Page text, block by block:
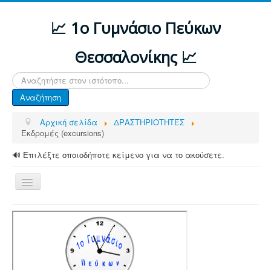
📈 1ο Γυμνάσιο Πεύκων
Θεσσαλονίκης 📈
Αναζήτηση...
Αναζήτηση
Αρχική σελίδα
ΔΡΑΣΤΗΡΙΟΤΗΤΕΣ
Εκδρομές (excursions)
🔊 Επιλέξτε οποιοδήποτε κείμενο για να το ακούσετε.
Εναλλαγή
πλοήγησης
ΑΡΧΙΚΗ
ΔΙΑΦΟΡΕΣ ΑΝΑΚΟΙΝΩΣΕΙΣ
ΤΟ ΣΧΟΛΕΙΟ ΜΑΣ